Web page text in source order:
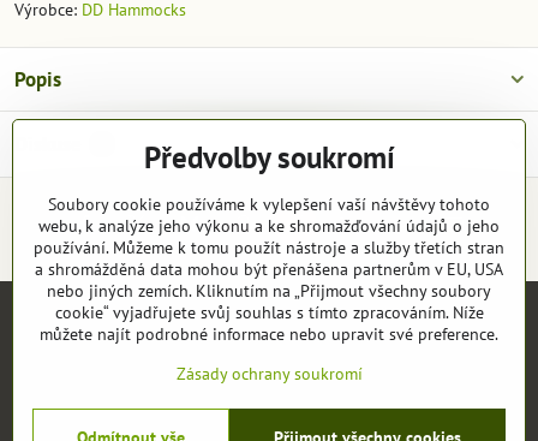
Výrobce: DD Hammocks
Popis
FacebookTwitterBlueskyPinterestReddit LinkedInWhatsApp
E-
mail
Objednávky
Předvolby soukromí
Soubory cookie používáme k vylepšení vaší návštěvy tohoto
webu, k analýze jeho výkonu a ke shromažďování údajů o jeho
používání. Můžeme k tomu použít nástroje a služby třetích stran
a shromážděná data mohou být přenášena partnerům v EU, USA
nebo jiných zemích. Kliknutím na „Přijmout všechny soubory
cookie“ vyjadřujete svůj souhlas s tímto zpracováním. Níže
můžete najít podrobné informace nebo upravit své preference.
Zásady ochrany soukromí